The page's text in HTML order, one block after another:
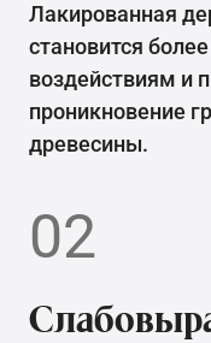
Лакированная
становится
воздействиям и
проникновение
древесины.
02